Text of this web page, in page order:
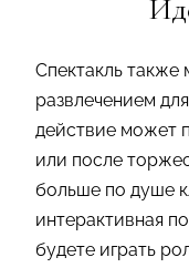
Спектакль также
развлечением
действие может
или после
больше по душе
интерактивная
будете играть